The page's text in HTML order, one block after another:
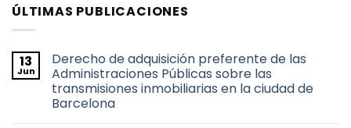
ÚLTIMAS PUBLICACIONES
13
Jun
Derecho de adquisición preferente de las
Administraciones Públicas sobre las
transmisiones inmobiliarias en la ciudad de
Barcelona